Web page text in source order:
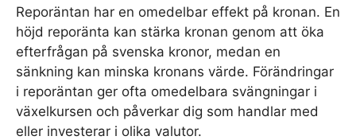
Reporäntan har en omedelbar effekt på kronan. En
höjd reporänta kan stärka kronan genom att öka
efterfrågan på svenska kronor, medan en
sänkning kan minska kronans värde. Förändringar
i reporäntan ger ofta omedelbara svängningar i
växelkursen och påverkar dig som handlar med
eller investerar i olika valutor.